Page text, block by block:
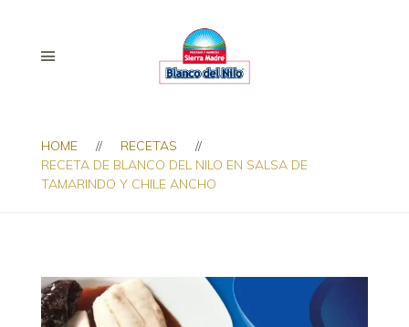
HOME
RECETAS
RECETA DE BLANCO DEL NILO EN SALSA DE
TAMARINDO Y CHILE ANCHO